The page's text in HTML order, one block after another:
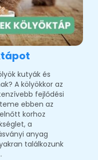
kutyák és
A kölyökkor az
fejlődési
ebben az
korhoz
a
anyag
találkozunk